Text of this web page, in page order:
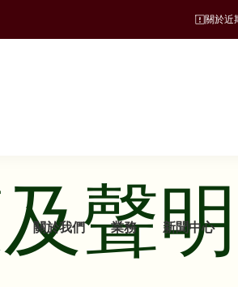
關於近
關於我們 業務 新聞中心
聲明